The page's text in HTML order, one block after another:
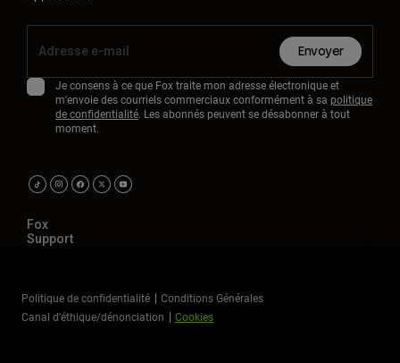
Envoyer
Je consens à ce que Fox traite mon adresse électronique et
m'envoie des courriels commerciaux conformément à sa politique
de confidentialité. Les abonnés peuvent se désabonner à tout
moment.
Fox
Support
Politique de confidentialité
Conditions Générales
Canal d’éthique/dénonciation
Cookies